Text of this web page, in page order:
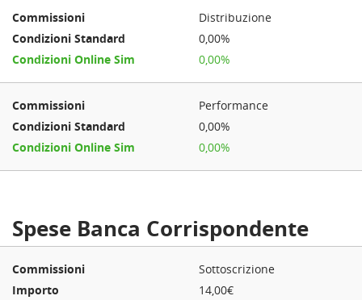
Distribuzione
0,00%
0,00%
Performance
0,00%
0,00%
Spese Banca Corrispondente
Sottoscrizione
14,00€